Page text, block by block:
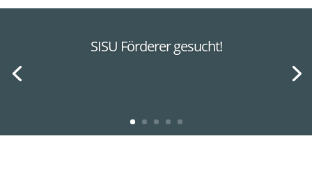
SISU Förderer gesucht!